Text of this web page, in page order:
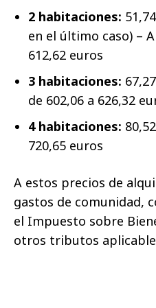
2 habitaciones:
en el último caso) –
612,62 euros
3 habitaciones:
de 602,06 a 626,32
4 habitaciones:
720,65 euros
A estos precios de
gastos de comunidad,
el Impuesto sobre
otros tributos